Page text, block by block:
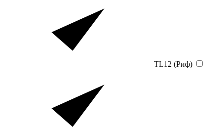
TL12 (Риф)